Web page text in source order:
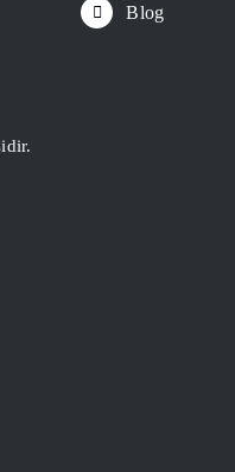
Blog